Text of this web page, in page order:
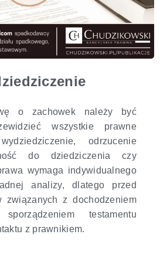
o zachowek należy być
wszystkie prawne
odrzucenie
do dziedziczenia czy
wymaga indywidualnego
analizy, dlatego przed
związanych z dochodzeniem
testamentu
z prawnikiem.